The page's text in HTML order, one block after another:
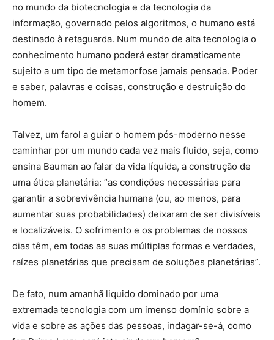
no mundo da biotecnologia e da tecnologia da
informação, governado pelos algoritmos, o humano está
destinado à retaguarda. Num mundo de alta tecnologia o
conhecimento humano poderá estar dramaticamente
sujeito a um tipo de metamorfose jamais pensada. Poder
e saber, palavras e coisas, construção e destruição do
homem.
Talvez, um farol a guiar o homem pós-moderno nesse
caminhar por um mundo cada vez mais fluido, seja, como
ensina Bauman ao falar da vida líquida, a construção de
uma ética planetária: “as condições necessárias para
garantir a sobrevivência humana (ou, ao menos, para
aumentar suas probabilidades) deixaram de ser divisíveis
e localizáveis. O sofrimento e os problemas de nossos
dias têm, em todas as suas múltiplas formas e verdades,
raízes planetárias que precisam de soluções planetárias”.
De fato, num amanhã liquido dominado por uma
extremada tecnologia com um imenso domínio sobre a
vida e sobre as ações das pessoas, indagar-se-á, como